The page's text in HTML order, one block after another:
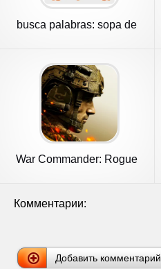
busca palabras: sopa de
War Commander: Rogue
Комментарии:
Добавить комментарий